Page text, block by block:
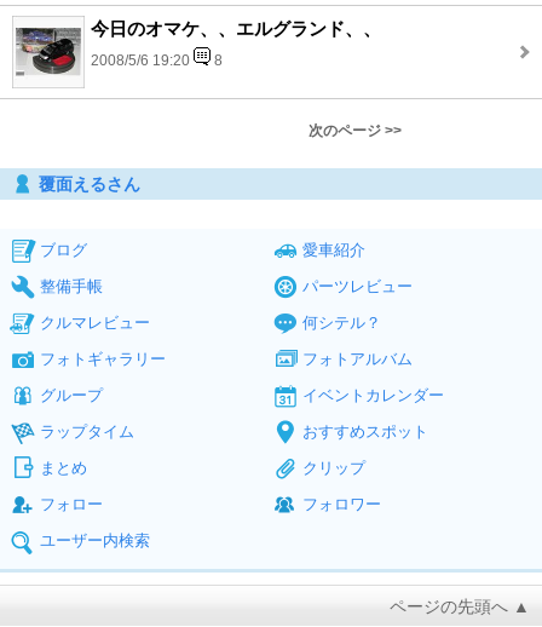
今日のオマケ、、エルグランド、、
2008/5/6 19:20 8
次のページ >>
覆面えるさん
ブログ
愛車紹介
整備手帳
パーツレビュー
クルマレビュー
何シテル？
フォトギャラリー
フォトアルバム
グループ
イベントカレンダー
ラップタイム
おすすめスポット
まとめ
クリップ
フォロー
フォロワー
ユーザー内検索
ページの先頭へ ▲